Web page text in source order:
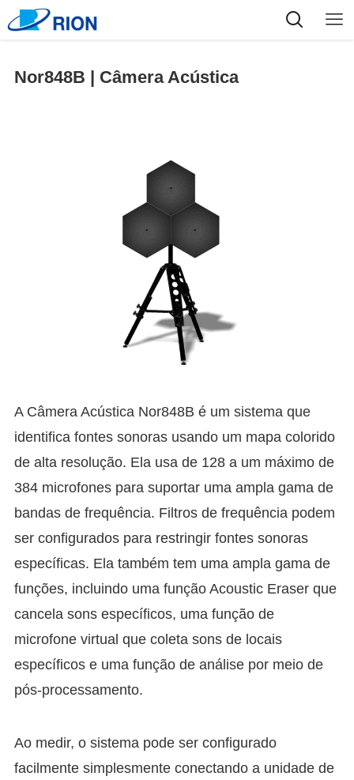
Nor848B | Câmera Acústica
A Câmera Acústica Nor848B é um sistema que
identifica fontes sonoras usando um mapa colorido
de alta resolução. Ela usa de 128 a um máximo de
384 microfones para suportar uma ampla gama de
bandas de frequência. Filtros de frequência podem
ser configurados para restringir fontes sonoras
específicas. Ela também tem uma ampla gama de
funções, incluindo uma função Acoustic Eraser que
cancela sons específicos, uma função de
microfone virtual que coleta sons de locais
específicos e uma função de análise por meio de
pós-processamento.
Ao medir, o sistema pode ser configurado
facilmente simplesmente conectando a unidade de